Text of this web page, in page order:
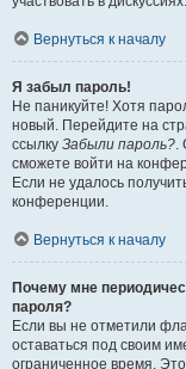
Вернуться к началу
Я забыл пароль!
Не паникуйте! Хотя
новый. Перейдите на
ссылку Забыли пароль?.
сможете войти на
Если не удалось
конференции.
Вернуться к началу
Почему мне
пароля?
Если вы не отметили
оставаться под своим
ограниченное время.